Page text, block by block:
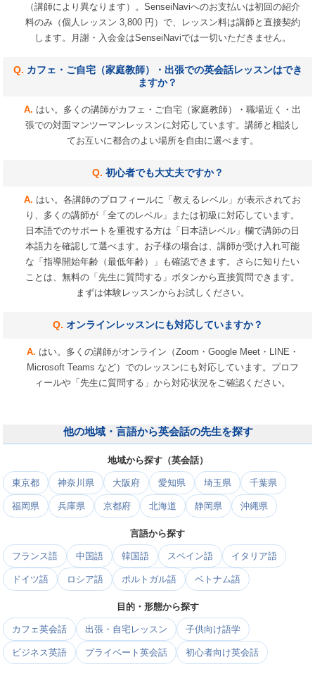
（講師により異なります）。SenseiNaviへのお支払いは初回の紹介
料のみ（個人レッスン 3,800 円）で、レッスン料は講師と直接契約
します。月謝・入会金はSenseiNaviでは一切いただきません。
カフェ・ご自宅（家庭教師）・出張での英会話レッスンはでき
ますか？
はい。多くの講師がカフェ・ご自宅（家庭教師）・職場近く・出
張での対面マンツーマンレッスンに対応しています。講師と相談し
てお互いに都合のよい場所を自由に選べます。
初心者でも大丈夫ですか？
はい。各講師のプロフィールに「教えるレベル」が表示されてお
り、多くの講師が「全てのレベル」または初級に対応しています。
日本語でのサポートを重視する方は「日本語レベル」欄で講師の日
本語力を確認して選べます。お子様の場合は、講師が受け入れ可能
な「指導開始年齢（最低年齢）」も確認できます。さらに知りたい
ことは、無料の「先生に質問する」ボタンから直接質問できます。
まずは体験レッスンからお試しください。
オンラインレッスンにも対応していますか？
はい。多くの講師がオンライン（Zoom・Google Meet・LINE・
Microsoft Teams など）でのレッスンにも対応しています。プロフ
ィールや「先生に質問する」から対応状況をご確認ください。
他の地域・言語から英会話の先生を探す
地域から探す（英会話）
東京都 神奈川県 大阪府 愛知県 埼玉県 千葉県
福岡県 兵庫県 京都府 北海道 静岡県 沖縄県
言語から探す
フランス語 中国語 韓国語 スペイン語 イタリア語
ドイツ語 ロシア語 ポルトガル語 ベトナム語
目的・形態から探す
カフェ英会話 出張・自宅レッスン 子供向け語学
ビジネス英語 プライベート英会話 初心者向け英会話